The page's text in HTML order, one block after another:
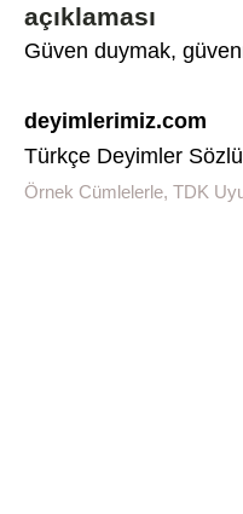
açıklaması
Güven duymak,
deyimlerimiz.com
Türkçe Deyimler
Örnek Cümlelerle, TDK